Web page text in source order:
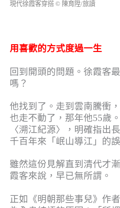
現代徐霞客穿搭 © 陳育陞/旅讀
用喜歡的方式度過一生
回到開頭的問題。徐霞客
嗎？
他找到了。走到雲南騰衝
也走不動了，那年他55歲
〈溯江紀源〉，明確指出
千百年來「岷山導江」的
雖然這份見解直到清代才
霞客來說，早已無所謂。
正如《明朝那些事兒》作